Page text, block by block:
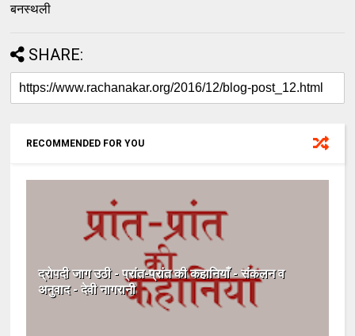
बनस्थली
SHARE:
RECOMMENDED FOR YOU
द्रोपदी जाग उठी - प्रांत-प्रांत की कहानियाँ - संकलन व
अनुवाद - देवी नागरानी